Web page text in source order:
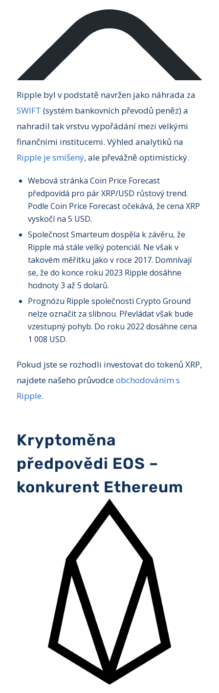
Ripple byl v podstatě navržen jako náhrada za
SWIFT (systém bankovních převodů peněz) a
nahradil tak vrstvu vypořádání mezi velkými
finančními institucemi. Výhled analytiků na
Ripple je smíšený, ale převážně optimistický.
Webová stránka Coin Price Forecast
předpovídá pro pár XRP/USD růstový trend.
Podle Coin Price Forecast očekává, že cena XRP
vyskočí na 5 USD.
Společnost Smarteum dospěla k závěru, že
Ripple má stále velký potenciál. Ne však v
takovém měřítku jako v roce 2017. Domnívají
se, že do konce roku 2023 Ripple dosáhne
hodnoty 3 až 5 dolarů.
Prognózu Ripple společnosti Crypto Ground
nelze označit za slibnou. Převládat však bude
vzestupný pohyb. Do roku 2022 dosáhne cena
1 008 USD.
Pokud jste se rozhodli investovat do tokenů XRP,
najdete našeho průvodceobchodováním s
Ripple.
Kryptoměna
předpovědi EOS –
konkurent Ethereum